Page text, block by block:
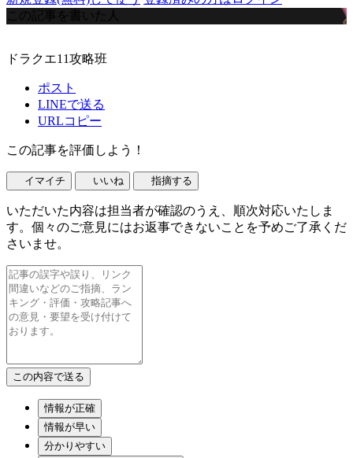
この記事を書いた人
ドラクエ11攻略班
ポスト
LINEで送る
URLコピー
この記事を評価しよう！
イマイチ いいね 指摘する
いただいた内容は担当者が確認のうえ、順次対応いたしま
す。個々のご意見にはお返事できないことを予めご了承くだ
さいませ。
情報が正確
情報が早い
分かりやすい